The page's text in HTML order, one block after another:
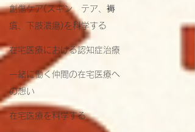
創傷ケア(スキン テア、褥
瘡、下肢潰瘍)を科学する
在宅医療における認知症治療
一緒に働く仲間の在宅医療へ
の想い
在宅医療を科学する